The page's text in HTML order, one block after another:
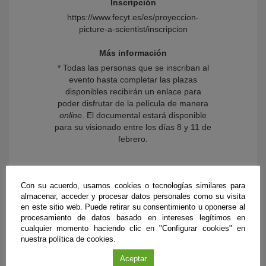
Inscripción
https://www.fecyt.es/es/proyeccion-
picture-a-scientist/inscripcion
Más información
* Todas las personas que se inscriban al
evento hasta completar las plazas
disponibles recibirán un enlace para
poder disfrutar de la película de manera
online . El documental estará disponible
para su visionado entre los días 8 y 11 de
febrero.
Con su acuerdo, usamos cookies o tecnologías similares para
almacenar, acceder y procesar datos personales como su visita
en este sitio web. Puede retirar su consentimiento u oponerse al
procesamiento de datos basado en intereses legítimos en
cualquier momento haciendo clic en "Configurar cookies" en
nuestra política de cookies.
Aceptar